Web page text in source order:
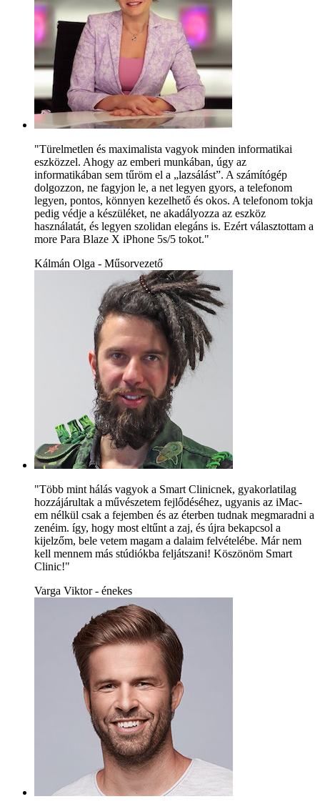
"Türelmetlen és maximalista vagyok minden informatikai
eszközzel. Ahogy az emberi munkában, úgy az
informatikában sem tűröm el a „lazsálást”. A számítógép
dolgozzon, ne fagyjon le, a net legyen gyors, a telefonom
legyen, pontos, könnyen kezelhető és okos. A telefonom tokja
pedig védje a készüléket, ne akadályozza az eszköz
használatát, és legyen szolidan elegáns is. Ezért választottam a
more Para Blaze X iPhone 5s/5 tokot."
Kálmán Olga - Műsorvezető
"Több mint hálás vagyok a Smart Clinicnek, gyakorlatilag
hozzájárultak a művészetem fejlődéséhez, ugyanis az iMac-
em nélkül csak a fejemben és az éterben tudnak megmaradni a
zenéim. így, hogy most eltűnt a zaj, és újra bekapcsol a
kijelzőm, bele vetem magam a dalaim felvételébe. Már nem
kell mennem más stúdiókba feljátszani! Köszönöm Smart
Clinic!"
Varga Viktor - énekes